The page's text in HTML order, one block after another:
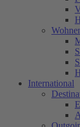
International